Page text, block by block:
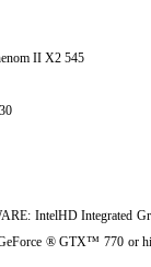
II X2 545
IntelHD Integrated
® GTX™ 770 or